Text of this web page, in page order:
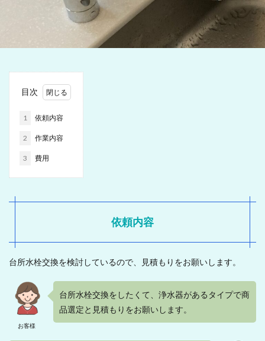
目次
1 依頼内容
2 作業内容
3 費用
依頼内容
台所水栓交換を検討しているので、見積もりをお願いします。
お客様
台所水栓交換をしたくて、浄水器があるタイプで商
品選定と見積もりをお願いします。